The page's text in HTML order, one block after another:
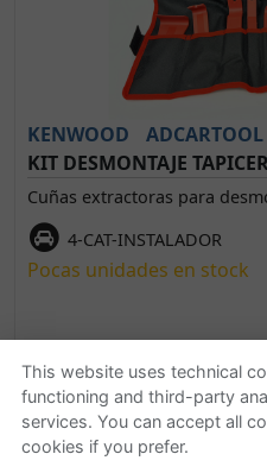
KENWOOD ADCARTOOL
KIT DESMONTAJE
Cuñas extractoras para
4-CAT-INSTALADOR
Pocas unidades en stock
Quienes somos
Empresa
This website uses technical
functioning and third-party
services. You can accept all
cookies if you prefer.